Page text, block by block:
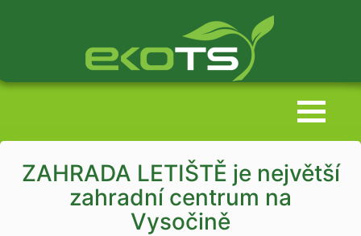
ZAHRADA LETIŠTĚ je největší
zahradní centrum na
Vysočině